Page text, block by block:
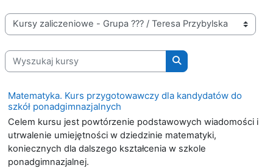
Kategorie kursów
Wyszukaj kursy
Wyszukaj kursy
Matematyka. Kurs przygotowawczy dla kandydatów do
szkół ponadgimnazjalnych
Celem kursu jest powtórzenie podstawowych wiadomości i
utrwalenie umiejętności w dziedzinie matematyki,
koniecznych dla dalszego kształcenia w szkole
ponadgimnazjalnej.